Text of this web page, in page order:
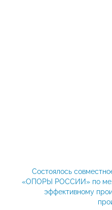
Состоялось
«ОПОРЫ РОССИИ» по
эффективному